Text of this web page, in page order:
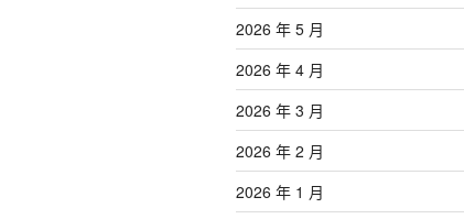
2026 年 5 月
2026 年 4 月
2026 年 3 月
2026 年 2 月
2026 年 1 月